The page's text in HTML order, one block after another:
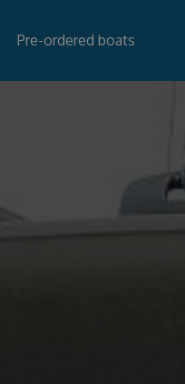
Pre-ordered boats